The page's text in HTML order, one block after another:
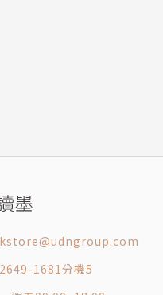
1681分機5